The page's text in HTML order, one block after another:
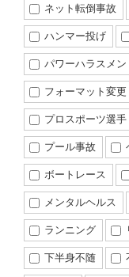
ネット転倒事故
ハンマー投げ
パワーハラスメン
フォーマット変更
プロスポーツ選手
プール事故
ボートレース
メンタルヘルス
ランニング
下半身不随